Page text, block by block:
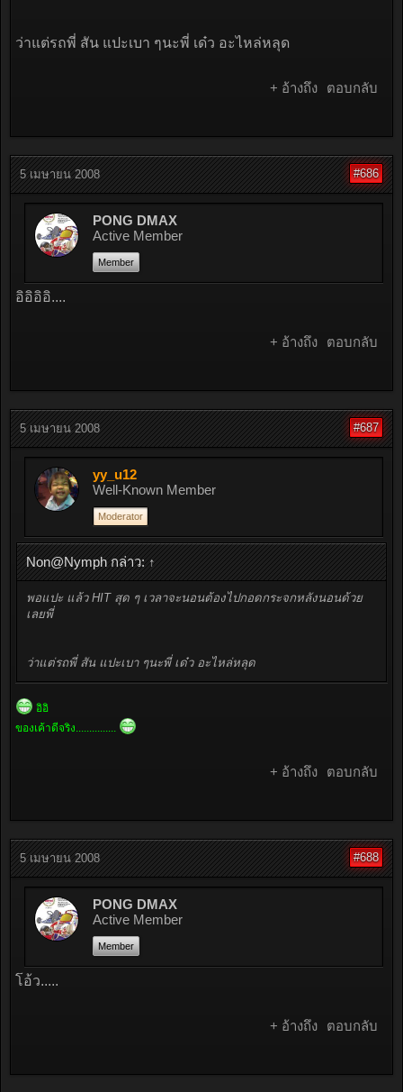
ว่าแต่รถพี่ สัน แปะเบา ๆนะพี่ เด๋ว อะไหล่หลุด
+ อ้างถึง ตอบกลับ
5 เมษายน 2008 #686
PONG DMAX
Active Member
Member
อิอิอิอิ....
+ อ้างถึง ตอบกลับ
5 เมษายน 2008 #687
yy_u12
Well-Known Member
Moderator
Non@Nymph กล่าว: ↑
พอแปะ แล้ว HIT สุด ๆ เวลาจะนอนต้องไปกอดกระจกหลังนอนด้วย
เลยพี่
ว่าแต่รถพี่ สัน แปะเบา ๆนะพี่ เด๋ว อะไหล่หลุด
อิอิ
ของเค้าดีจริง...............
+ อ้างถึง ตอบกลับ
5 เมษายน 2008 #688
PONG DMAX
Active Member
Member
โอ้ว.....
+ อ้างถึง ตอบกลับ